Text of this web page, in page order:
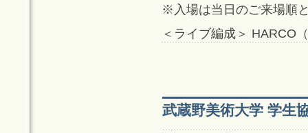
※入場は当日のご来場順
＜ライブ編成＞ HARCO
武蔵野美術大学 学生